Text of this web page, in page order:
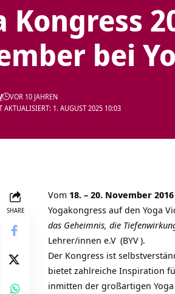
Kongress
bei
AKTUALISIERT: 1. AUGUST 2025 10:03
VOR 10 JAHREN
SHARE
Vom 18. – 20. November 2016
Yogakongress auf den Yoga
das Geheimnis, die
Lehrer/innen e.V (BYV).
Der Kongress ist
bietet zahlreiche Inspiration
inmitten der großartigen